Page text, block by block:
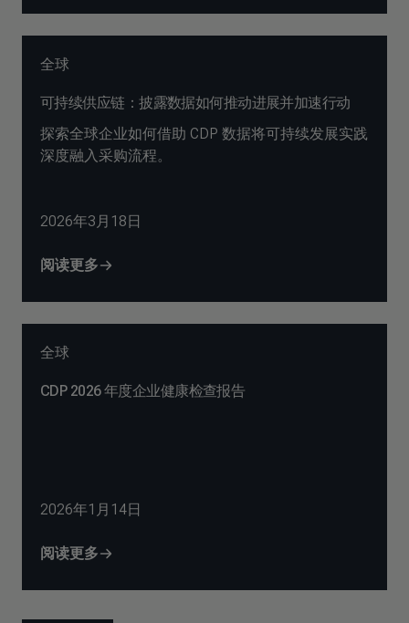
全球
可持续供应链：披露数据如何推动进展并加速行动
探索全球企业如何借助 CDP 数据将可持续发展实践
深度融入采购流程。
2026年3月18日
阅读更多
全球
CDP 2026 年度企业健康检查报告
2026年1月14日
阅读更多